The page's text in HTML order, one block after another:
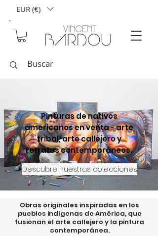
EUR (€)
Pinturas de nativos
americanos en venta - arte
tribal, arte callejero y
retratos contemporáneos.
Descubre nuestras colecciones
Obras originales inspiradas en los
pueblos indígenas de América, que
fusionan el arte callejero y la pintura
contemporánea.